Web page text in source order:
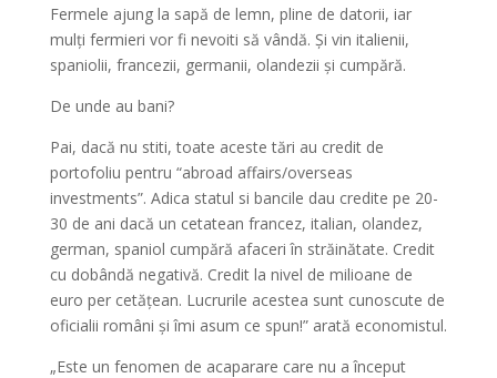
Fermele ajung la sapă de lemn, pline de datorii, iar
mulți fermieri vor fi nevoiti să vândă. Și vin italienii,
spaniolii, francezii, germanii, olandezii și cumpără.
De unde au bani?
Pai, dacă nu stiti, toate aceste tări au credit de
portofoliu pentru “abroad affairs/overseas
investments”. Adica statul si bancile dau credite pe 20-
30 de ani dacă un cetatean francez, italian, olandez,
german, spaniol cumpără afaceri în străinătate. Credit
cu dobândă negativă. Credit la nivel de milioane de
euro per cetățean. Lucrurile acestea sunt cunoscute de
oficialii români și îmi asum ce spun!” arată economistul.
„Este un fenomen de acaparare care nu a început